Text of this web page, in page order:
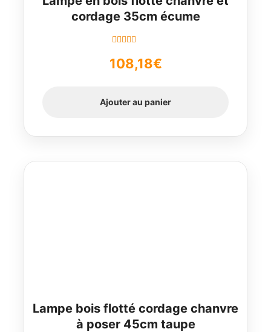
cordage 35cm écume
5
108,18€
Ajouter au panier
Lampe bois flotté cordage chanvre
à poser 45cm taupe